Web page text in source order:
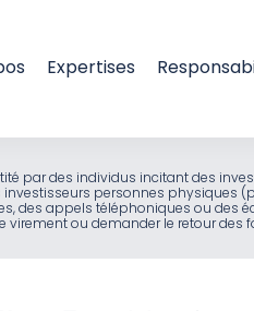
Expertises
par des individus incitant des
personnes
des appels téléphoniques ou des
ou demander le retour